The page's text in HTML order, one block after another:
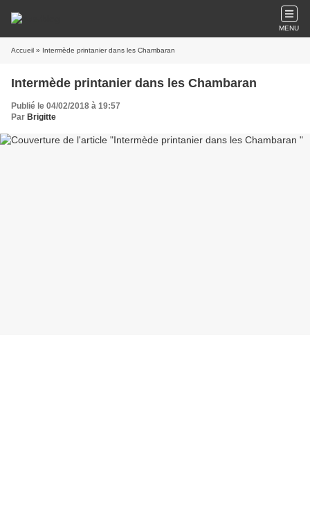
MENU
Accueil » Intermède printanier dans les Chambaran
Intermède printanier dans les Chambaran
Publié le 04/02/2018 à 19:57
Par Brigitte